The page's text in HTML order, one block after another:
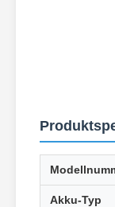
Akku-Typ